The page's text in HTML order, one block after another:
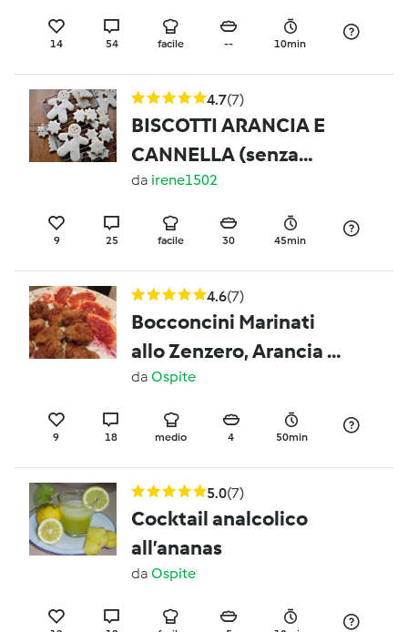
14 54 facile -- 10min
4.7(7)
BISCOTTI ARANCIA E
CANNELLA (senza
latticini e senza uova)
da irene1502
9 25 facile 30 45min
4.6(7)
Bocconcini Marinati
allo Zenzero, Arancia e
Salsa di Soia
da Ospite
9 18 medio 4 50min
5.0(7)
Cocktail analcolico
all’ananas
da Ospite